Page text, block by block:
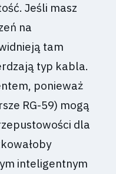
Jeśli masz
na
tam
typ kabla.
ponieważ
RG-59) mogą
dla
inteligentnym